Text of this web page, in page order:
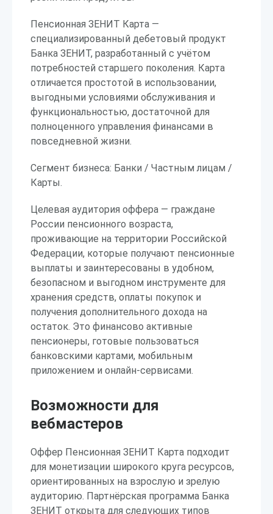
Пенсионная ЗЕНИТ Карта —
специализированный дебетовый продукт
Банка ЗЕНИТ, разработанный с учётом
потребностей старшего поколения. Карта
отличается простотой в использовании,
выгодными условиями обслуживания и
функциональностью, достаточной для
полноценного управления финансами в
повседневной жизни.
Сегмент бизнеса: Банки / Частным лицам /
Карты.
Целевая аудитория оффера — граждане
России пенсионного возраста,
проживающие на территории Российской
Федерации, которые получают пенсионные
выплаты и заинтересованы в удобном,
безопасном и выгодном инструменте для
хранения средств, оплаты покупок и
получения дополнительного дохода на
остаток. Это финансово активные
пенсионеры, готовые пользоваться
банковскими картами, мобильным
приложением и онлайн-сервисами.
Возможности для
вебмастеров
Оффер Пенсионная ЗЕНИТ Карта подходит
для монетизации широкого круга ресурсов,
ориентированных на взрослую и зрелую
аудиторию. Партнёрская программа Банка
ЗЕНИТ открыта для следующих типов